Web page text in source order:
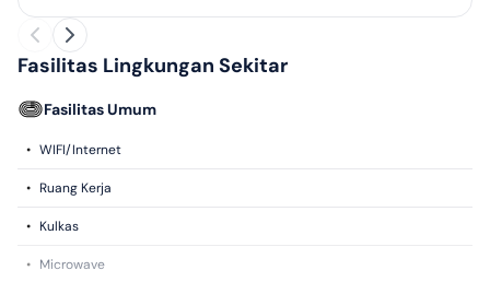
Fasilitas Lingkungan Sekitar
Fasilitas Umum
• WIFI/Internet
• Ruang Kerja
• Kulkas
• Microwave